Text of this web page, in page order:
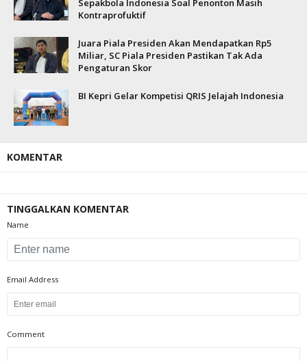
Sepakbola Indonesia Soal Penonton Masih
Kontraprofuktif
Juara Piala Presiden Akan Mendapatkan Rp5
Miliar, SC Piala Presiden Pastikan Tak Ada
Pengaturan Skor
BI Kepri Gelar Kompetisi QRIS Jelajah Indonesia
KOMENTAR
TINGGALKAN KOMENTAR
Name
Email Address
Comment